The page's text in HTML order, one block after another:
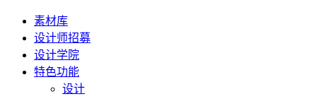
素材库
设计师招募
设计学院
特色功能
设计